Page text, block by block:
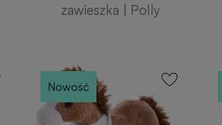
zawieszka | Polly
Nowość